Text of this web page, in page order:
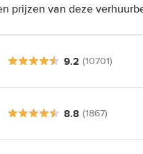
prijzen van deze
9.2 (10701)
8.8 (1867)